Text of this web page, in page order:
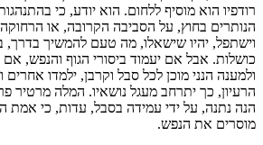
רודפיו הוא מוסיף ללחום. הוא יודע, כי
הנותרים בחוץ, על הסביבה הקרובה, או
וישתפל, יהיו שישאלו, מה טעם להמשיך
כושלות. אבל אם יעמוד ביסורי הגוף והנפש, אם
ולמענה הנני מוכן לכל סבל וקרבן, ילמדו אחרים
הרעיון, כך יתרחב מעגל נושאיו. המלה מרטיר
הנה נתנה, על ידי עמידה בסבל, עדות, כי אמת
מוסרים את הנפש.